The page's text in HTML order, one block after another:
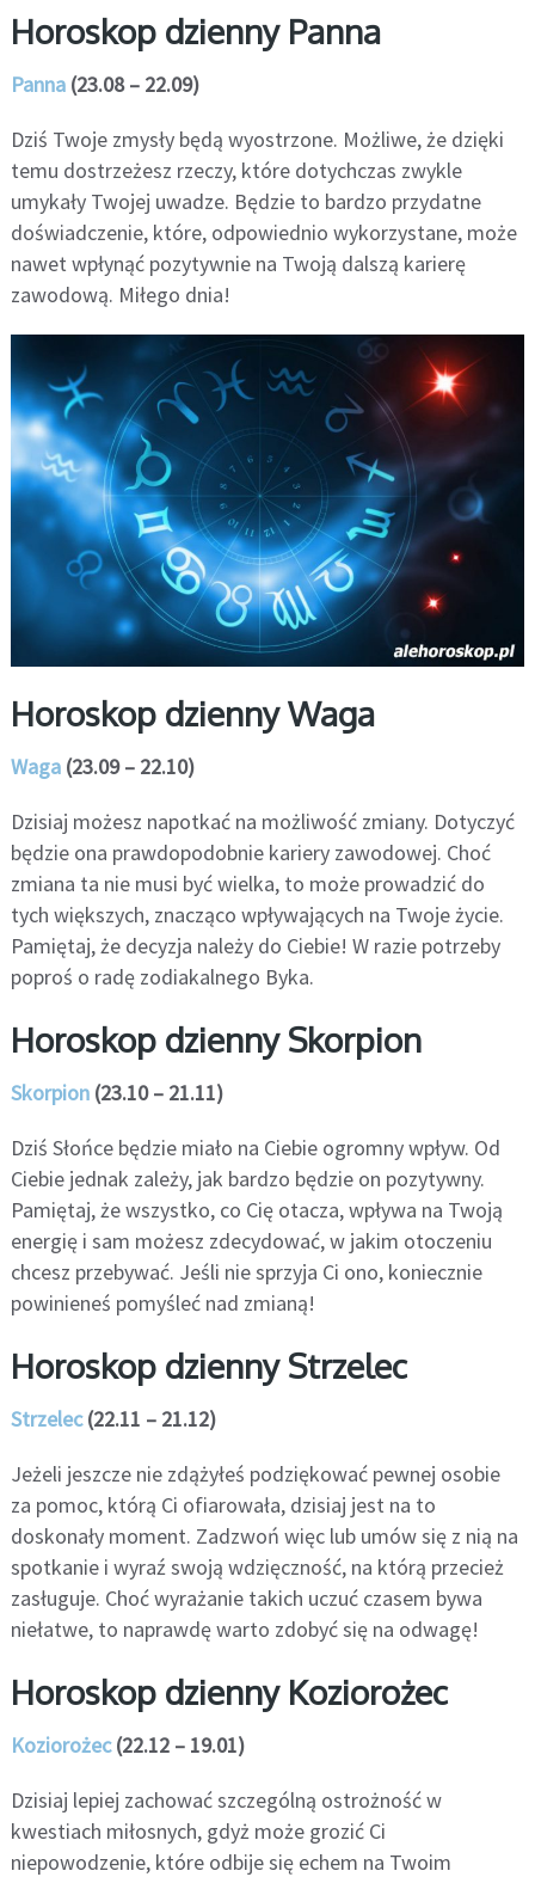
Horoskop dzienny Panna
Panna(23.08 – 22.09)
Dziś Twoje zmysły będą wyostrzone. Możliwe, że dzięki
temu dostrzeżesz rzeczy, które dotychczas zwykle
umykały Twojej uwadze. Będzie to bardzo przydatne
doświadczenie, które, odpowiednio wykorzystane, może
nawet wpłynąć pozytywnie na Twoją dalszą karierę
zawodową. Miłego dnia!
Horoskop dzienny Waga
Waga(23.09 – 22.10)
Dzisiaj możesz napotkać na możliwość zmiany. Dotyczyć
będzie ona prawdopodobnie kariery zawodowej. Choć
zmiana ta nie musi być wielka, to może prowadzić do
tych większych, znacząco wpływających na Twoje życie.
Pamiętaj, że decyzja należy do Ciebie! W razie potrzeby
poproś o radę zodiakalnego Byka.
Horoskop dzienny Skorpion
Skorpion(23.10 – 21.11)
Dziś Słońce będzie miało na Ciebie ogromny wpływ. Od
Ciebie jednak zależy, jak bardzo będzie on pozytywny.
Pamiętaj, że wszystko, co Cię otacza, wpływa na Twoją
energię i sam możesz zdecydować, w jakim otoczeniu
chcesz przebywać. Jeśli nie sprzyja Ci ono, koniecznie
powinieneś pomyśleć nad zmianą!
Horoskop dzienny Strzelec
Strzelec(22.11 – 21.12)
Jeżeli jeszcze nie zdążyłeś podziękować pewnej osobie
za pomoc, którą Ci ofiarowała, dzisiaj jest na to
doskonały moment. Zadzwoń więc lub umów się z nią na
spotkanie i wyraź swoją wdzięczność, na którą przecież
zasługuje. Choć wyrażanie takich uczuć czasem bywa
niełatwe, to naprawdę warto zdobyć się na odwagę!
Horoskop dzienny Koziorożec
Koziorożec(22.12 – 19.01)
Dzisiaj lepiej zachować szczególną ostrożność w
kwestiach miłosnych, gdyż może grozić Ci
niepowodzenie, które odbije się echem na Twoim